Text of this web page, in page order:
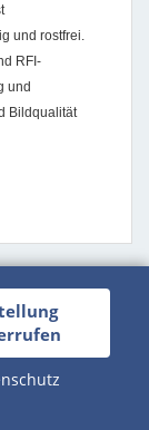
und rostfrei.
RFI-
und
Bildqualität